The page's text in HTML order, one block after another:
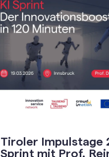
Tiroler Impulstage
Sprint mit Prof.